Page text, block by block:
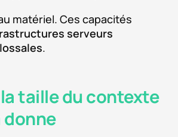
matériel. Ces capacités
serveurs
.
taille du contexte
donne